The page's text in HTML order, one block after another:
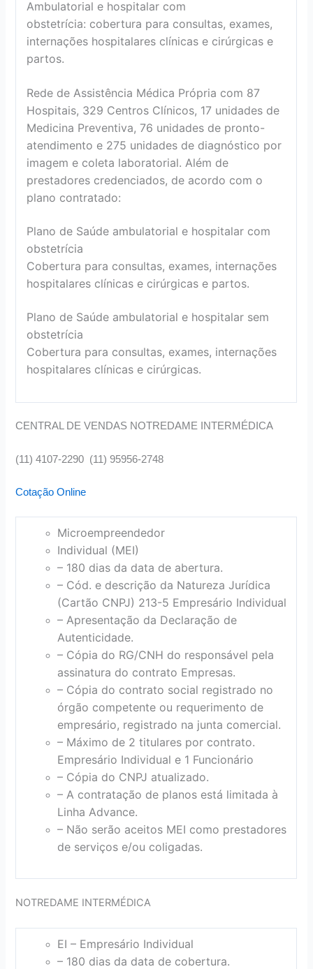
Ambulatorial e hospitalar com
obstetrícia: cobertura para consultas, exames,
internações hospitalares clínicas e cirúrgicas e
partos.
Rede de Assistência Médica Própria com 87
Hospitais, 329 Centros Clínicos, 17 unidades de
Medicina Preventiva, 76 unidades de pronto-
atendimento e 275 unidades de diagnóstico por
imagem e coleta laboratorial. Além de
prestadores credenciados, de acordo com o
plano contratado:
Plano de Saúde ambulatorial e hospitalar com
obstetrícia
Cobertura para consultas, exames, internações
hospitalares clínicas e cirúrgicas e partos.
Plano de Saúde ambulatorial e hospitalar sem
obstetrícia
Cobertura para consultas, exames, internações
hospitalares clínicas e cirúrgicas.
CENTRAL DE VENDAS NOTREDAME INTERMÉDICA
(11) 4107-2290 (11) 95956-2748
Cotação Online
Microempreendedor
Individual (MEI)
– 180 dias da data de abertura.
– Cód. e descrição da Natureza Jurídica
(Cartão CNPJ) 213-5 Empresário Individual
– Apresentação da Declaração de
Autenticidade.
– Cópia do RG/CNH do responsável pela
assinatura do contrato Empresas.
– Cópia do contrato social registrado no
órgão competente ou requerimento de
empresário, registrado na junta comercial.
– Máximo de 2 titulares por contrato.
Empresário Individual e 1 Funcionário
– Cópia do CNPJ atualizado.
– A contratação de planos está limitada à
Linha Advance.
– Não serão aceitos MEI como prestadores
de serviços e/ou coligadas.
NOTREDAME INTERMÉDICA
EI – Empresário Individual
– 180 dias da data de cobertura.